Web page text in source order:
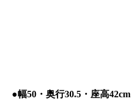
●幅50・奥行30.5・座高42cm